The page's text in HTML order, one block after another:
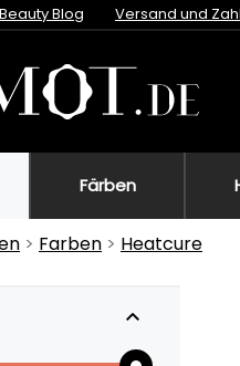
Beauty Blog Versand und
Färben
Farben Heatcure